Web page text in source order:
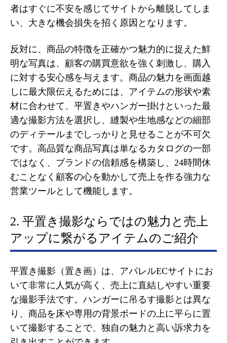
者はすぐに不安を感じてサイトから離脱してしま
い、大きな機会損失を招く原因となります。
反対に、商品の特徴を正確かつ魅力的に捉えた鮮
明な写真は、顧客の購買意欲を強く刺激し、購入
に対する安心感を与えます。商品の魅力を画面越
しに最大限伝えるためには、アイテムの形状や素
材に合わせて、平置きやハンガー掛けといった最
適な撮影方法を選択し、縫製や生地感などの細部
のディテールまでしっかりと見せることが不可欠
です。高品質な商品写真は単なるカタログの一部
ではなく、ブランドの信頼感を構築し、24時間休
むことなく顧客の心を動かして売上を作る強力な
営業ツールとして機能します。
2. 平置き撮影ならではの魅力と売上
アップに繋がるアイテムのご紹介
平置き撮影（置き画）は、アパレルECサイトにお
いて非常に人気が高く、売上に直結しやすい重要
な撮影手法です。ハンガーに吊るす撮影とは異な
り、商品を床や専用の背景ボードの上に平らに置
いて撮影することで、独自の魅力と高い訴求力を